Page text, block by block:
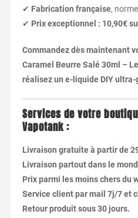
✔ Fabrication française,
✔ Prix exceptionnel : 10,90€
Commandez dès maintenant
Caramel Beurre Salé 30ml –
réalisez un e-liquide DIY ultra-
Services de votre
Vapotank :
Livraison gratuite à partir de
Livraison partout dans le
Prix parmi les moins chers du
Service client par mail 7j/7 et
Retour produit sous 30 jours.